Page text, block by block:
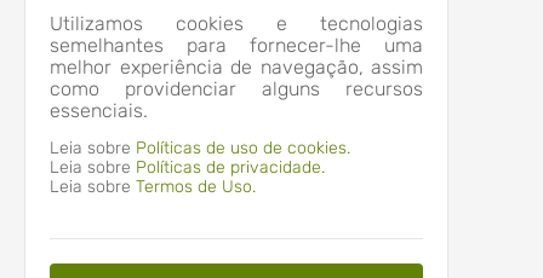
RUA GETULIO VARGAS, Nº 77, CENTRO
Camboriú/SC
CEP: 88.340-347
Abrir no Mapa
(47) 3365-9500
ouvidoria@camboriu.sc.gov.br
HORÁRIO DE ATENDIMENTO
Utilizamos cookies e tecnologias
semelhantes para fornecer-lhe uma
melhor experiência de navegação, assim
como providenciar alguns recursos
essenciais.
Leia sobre Políticas de uso de cookies.
Leia sobre Políticas de privacidade.
Leia sobre Termos de Uso.